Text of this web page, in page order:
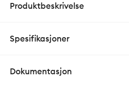
Produktbeskrivelse
Spesifikasjoner
Dokumentasjon